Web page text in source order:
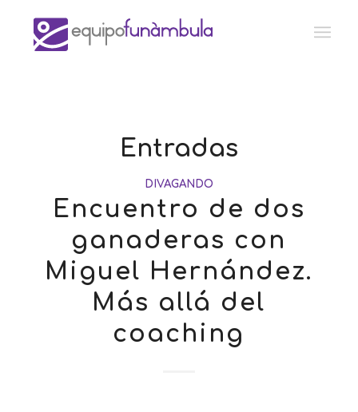
Entradas
DIVAGANDO
Encuentro de dos
ganaderas con
Miguel Hernández.
Más allá del
coaching